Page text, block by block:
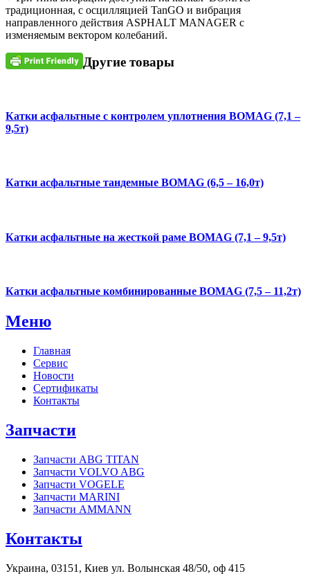
традиционная, с осцилляцией TanGО и вибрация
направленного действия ASPHALT MANAGER с
изменяемым вектором колебаний.
Другие товары
Катки асфальтные с контролем уплотнения BOMAG (7,1 –
9,5т)
Катки асфальтные тандемные BOMAG (6,5 – 16,0т)
Катки асфальтные на жесткой раме BOMAG (7,1 – 9,5т)
Катки асфальтные комбинированные BOMAG (7,5 – 11,2т)
Меню
Главная
Сервис
Новости
Сертификаты
Контакты
Запчасти
Запчасти ABG TITAN
Запчасти VOLVO ABG
Запчасти VOGELE
Запчасти MARINI
Запчасти AMMANN
Контакты
Украина, 03151, Киев ул. Волынская 48/50, оф 415